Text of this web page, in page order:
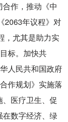
作，推动《中
2063年议程》对
，尤其是助力实
标。加快共
人民共和国政府
作规划》实施落
医疗卫生、促
数字经济、绿